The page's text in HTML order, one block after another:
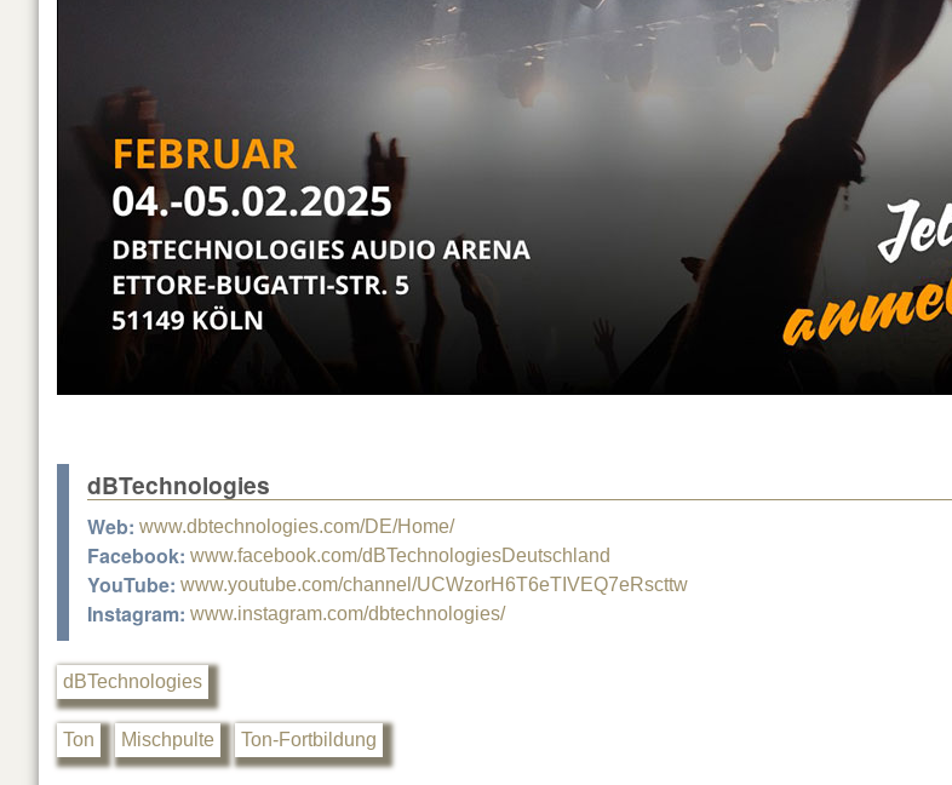
dBTechnologies
Web: www.dbtechnologies.com/DE/Home/
Facebook: www.facebook.com/dBTechnologiesDeutschland
YouTube: www.youtube.com/channel/UCWzorH6T6eTIVEQ7eRscttw
Instagram: www.instagram.com/dbtechnologies/
dBTechnologies
Ton Mischpulte Ton-Fortbildung